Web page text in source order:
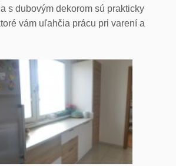
s dubovým dekorom sú prakticky
vám uľahčia prácu pri varení a